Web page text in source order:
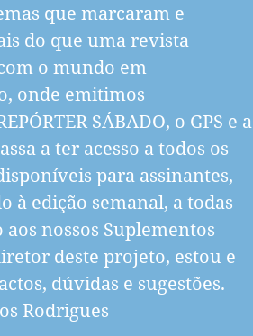
que marcaram e
do que uma revista
o mundo em
onde emitimos
SÁBADO, o GPS e a
a ter acesso a todos os
para assinantes,
à edição semanal, a todas
nossos Suplementos
deste projeto, estou e
dúvidas e sugestões.
Rodrigues